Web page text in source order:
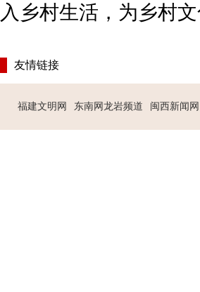
入乡村生活，为乡村
友情链接
福建文明网 东南网龙岩频道 闽西新闻网